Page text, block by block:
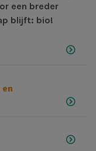
een breder
blijft: bio!